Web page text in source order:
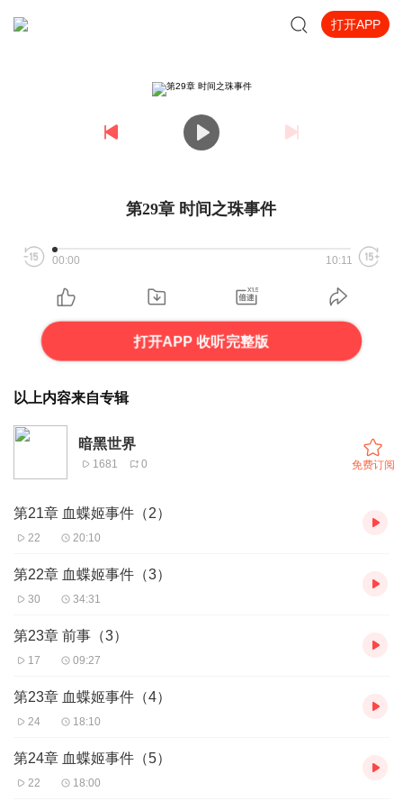
打开APP
第29章 时间之珠事件
00:00 10:11
打开APP 收听完整版
以上内容来自专辑
暗黑世界
1681 0 免费订阅
第21章 血蝶姬事件（2）
22 20:10
第22章 血蝶姬事件（3）
30 34:31
第23章 前事（3）
17 09:27
第23章 血蝶姬事件（4）
24 18:10
第24章 血蝶姬事件（5）
22 18:00